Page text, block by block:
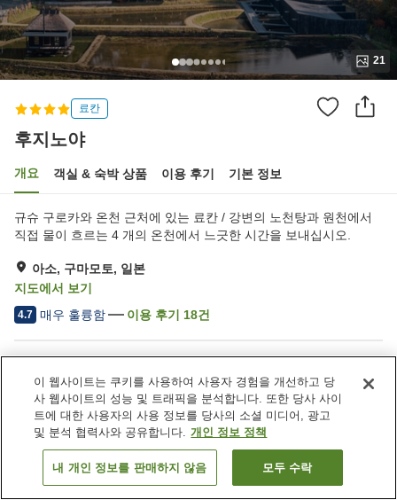
21
료칸
후지노야
개요 객실 & 숙박 상품 이용 후기 기본 정보
규슈 구로카와 온천 근처에 있는 료칸 / 강변의 노천탕과 원천에서
직접 물이 흐르는 4 개의 온천에서 느긋한 시간을 보내십시오.
아소, 구마모토, 일본
지도에서 보기
4.7 매우 훌륭함 이용 후기 18건
주차장
프라이빗 다이닝
노천탕 (온천)
일본식 레스토랑
객실 보기
이 웹사이트는 쿠키를 사용하여 사용자 경험을 개선하고 당
사 웹사이트의 성능 및 트래픽을 분석합니다. 또한 당사 사이
트에 대한 사용자의 사용 정보를 당사의 소셜 미디어, 광고
및 분석 협력사와 공유합니다. 개인 정보 정책
내 개인 정보를 판매하지 않음 모두 수락